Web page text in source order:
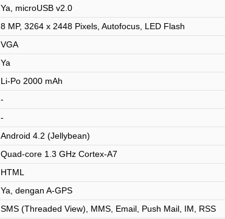
Ya, microUSB v2.0
8 MP, 3264 x 2448 Pixels, Autofocus, LED Flash
VGA
Ya
Li-Po 2000 mAh
-
-
Android 4.2 (Jellybean)
Quad-core 1.3 GHz Cortex-A7
HTML
Ya, dengan A-GPS
SMS (Threaded View), MMS, Email, Push Mail, IM, RSS